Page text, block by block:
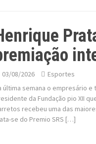
03/08/2026
Esportes
última semana o empresário
da Fundação pio XII
recebeu uma das
se do Premio SRS […]